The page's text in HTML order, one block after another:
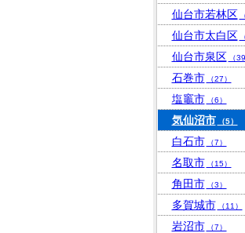
仙台市若林区
仙台市太白区
仙台市泉区 （39
石巻市 （27）
塩竈市 （6）
気仙沼市 （5）
白石市 （7）
名取市 （15）
角田市 （3）
多賀城市 （11）
岩沼市 （7）